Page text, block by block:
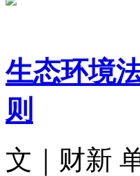
生态环境
则
文｜财新